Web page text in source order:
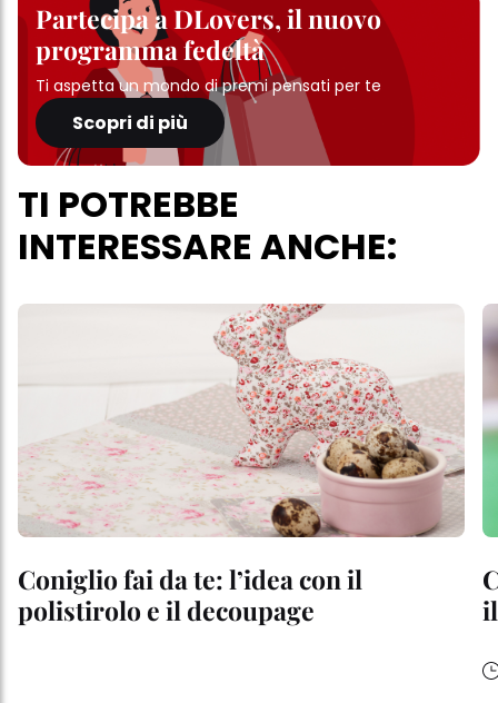
Partecipa a DLovers, il nuovo
programma fedeltà
Ti aspetta un mondo di premi pensati per te
Scopri di più
TI POTREBBE
INTERESSARE ANCHE:
Coniglio fai da te: l’idea con il
polistirolo e il decoupage